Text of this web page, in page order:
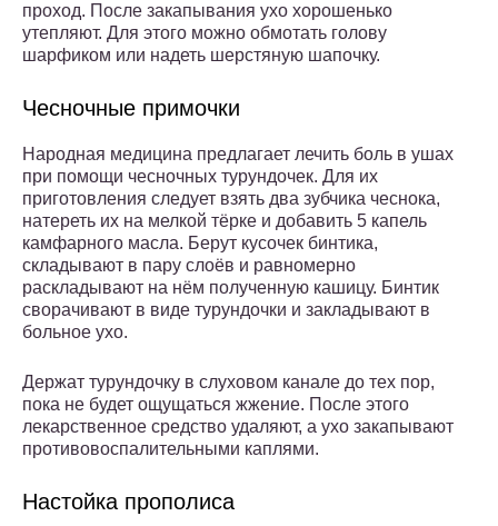
проход. После закапывания ухо хорошенько
утепляют. Для этого можно обмотать голову
шарфиком или надеть шерстяную шапочку.
Чесночные примочки
Народная медицина предлагает лечить боль в ушах
при помощи чесночных турундочек. Для их
приготовления следует взять два зубчика чеснока,
натереть их на мелкой тёрке и добавить 5 капель
камфарного масла. Берут кусочек бинтика,
складывают в пару слоёв и равномерно
раскладывают на нём полученную кашицу. Бинтик
сворачивают в виде турундочки и закладывают в
больное ухо.
Держат турундочку в слуховом канале до тех пор,
пока не будет ощущаться жжение. После этого
лекарственное средство удаляют, а ухо закапывают
противовоспалительными каплями.
Настойка прополиса